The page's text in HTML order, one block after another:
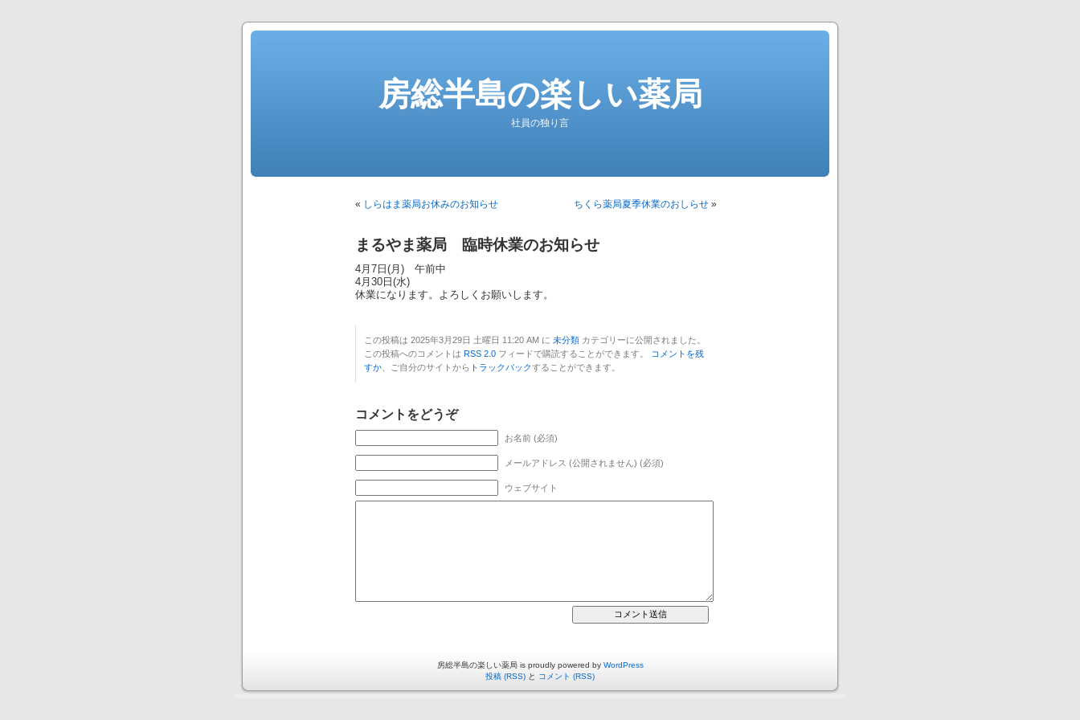
房総半島の楽しい薬局
社員の独り言
« しらはま薬局お休みのお知らせ ちくら薬局夏季休業のおしらせ »
まるやま薬局 臨時休業のお知らせ
4月7日(月) 午前中
4月30日(水)
休業になります。よろしくお願いします。
この投稿は 2025年3月29日 土曜日 11:20 AM に 未分類 カテゴリーに公開されました。
この投稿へのコメントは RSS 2.0 フィードで購読することができます。
コメントを残
すか 、ご自分のサイトから トラックバックすることができます。
コメントをどうぞ
お名前 (必須)
メールアドレス (公開されません) (必須)
ウェブサイト
房総半島の楽しい薬局 is proudly powered by WordPress
投稿 (RSS) と コメント (RSS)